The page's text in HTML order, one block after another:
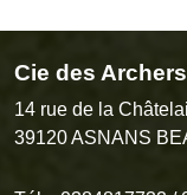
Cie des
14 rue de la
39120ASNANS